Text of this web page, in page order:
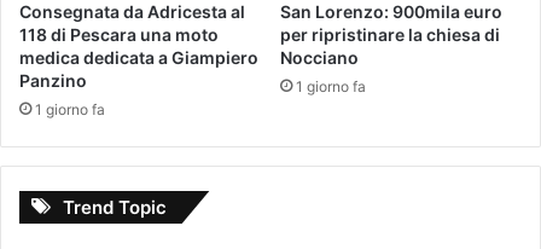
Consegnata da Adricesta al
118 di Pescara una moto
medica dedicata a Giampiero
Panzino
1 giorno fa
San Lorenzo: 900mila euro
per ripristinare la chiesa di
Nocciano
1 giorno fa
Trend Topic